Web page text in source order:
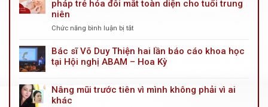
pháp trẻ hóa đôi mắt toàn diện cho tuổi trung
niên
Chức năng bình luận bị tắt
thuật
treo
soi
Bác sĩ Võ Duy Thiện hai lần báo cáo khoa học
tại Hội nghị ABAM – Hoa Kỳ
Nâng mũi trước tiên vì mình không phải vì ai
khác